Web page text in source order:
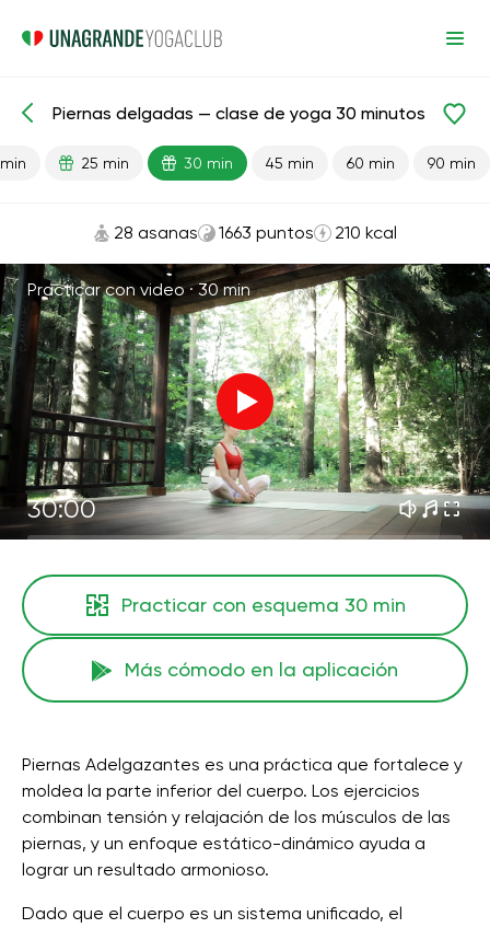
Lecciones preparadas Piernas
Piernas delgadas — clase de yoga 30 minutos
25 min 30 min 45 min 60 min 90 min
28 asanas 1663 puntos 210 kcal
Practicar con video ·30 min
30:00
Practicar con esquema 30 min
Más cómodo en la aplicación
Piernas Adelgazantes es una práctica que fortalece y
moldea la parte inferior del cuerpo. Los ejercicios
combinan tensión y relajación de los músculos de las
piernas, y un enfoque estático-dinámico ayuda a
lograr un resultado armonioso.
Dado que el cuerpo es un sistema unificado, el